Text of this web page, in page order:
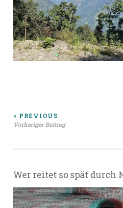
< PREVIOUS
Vorheriger Beitrag
Wer reitet so spät durch